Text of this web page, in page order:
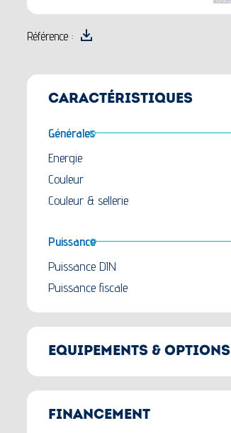
Référence :
CARACTÉRISTIQUES
Générales
Energie
Couleur
Couleur & sellerie
Puissance
Puissance DIN
Puissance fiscale
EQUIPEMENTS & OPTIONS
Pack Confort
FINANCEMENT